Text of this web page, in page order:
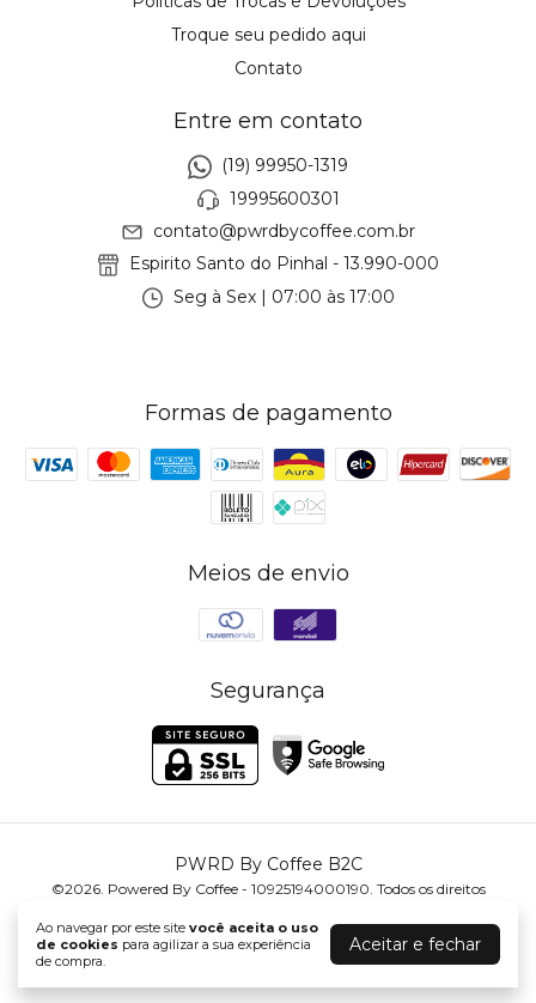
Ao navegar por este site você aceita o uso
de cookies para agilizar a sua experiência
de compra.
Aceitar e fechar
Troque seu pedido aqui
Contato
Entre em contato
(19) 99950-1319
19995600301
contato@pwrdbycoffee.com.br
Espirito Santo do Pinhal - 13.990-000
Seg à Sex | 07:00 às 17:00
Formas de pagamento
Meios de envio
Segurança
PWRD By Coffee B2C
©2026. Powered By Coffee - 10925194000190. Todos os direitos